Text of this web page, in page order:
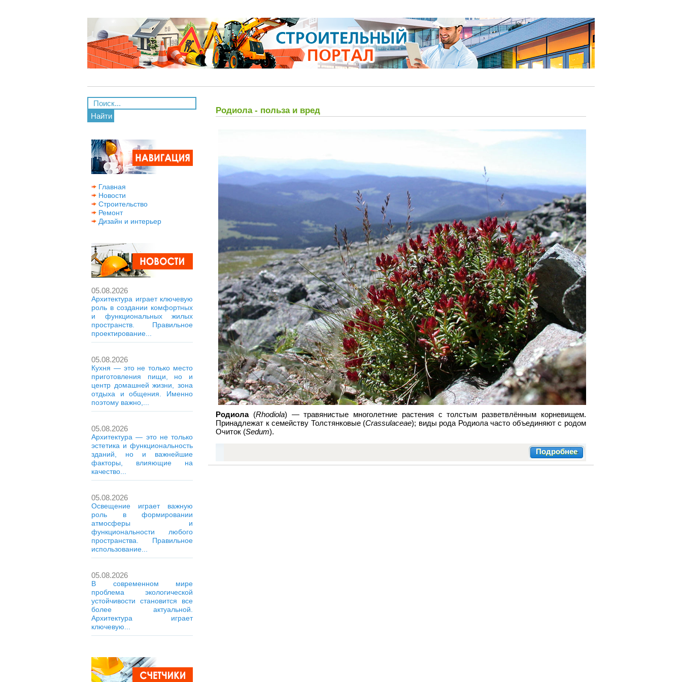
Найти
Главная
Новости
Строительство
Ремонт
Дизайн и интерьер
05.08.2026
Архитектура играет ключевую
роль в создании комфортных
и функциональных жилых
пространств. Правильное
проектирование...
05.08.2026
Кухня — это не только место
приготовления пищи, но и
центр домашней жизни, зона
отдыха и общения. Именно
поэтому важно,...
05.08.2026
Архитектура — это не только
эстетика и функциональность
зданий, но и важнейшие
факторы, влияющие на
качество...
05.08.2026
Освещение играет важную
роль в формировании
атмосферы и
функциональности любого
пространства. Правильное
использование...
05.08.2026
В современном мире
проблема экологической
устойчивости становится все
более актуальной.
Архитектура играет
ключевую...
Родиола - польза и вред
Родиола(Rhodiola) — травянистые многолетние растения с толстым разветвлённым корневищем.
Принадлежат к семейству Толстянковые (Crassulaceae); виды рода Родиола часто объединяют с родом
Очиток (Sedum).
Подробнее